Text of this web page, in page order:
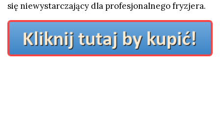
się niewystarczający dla profesjonalnego fryzjera.